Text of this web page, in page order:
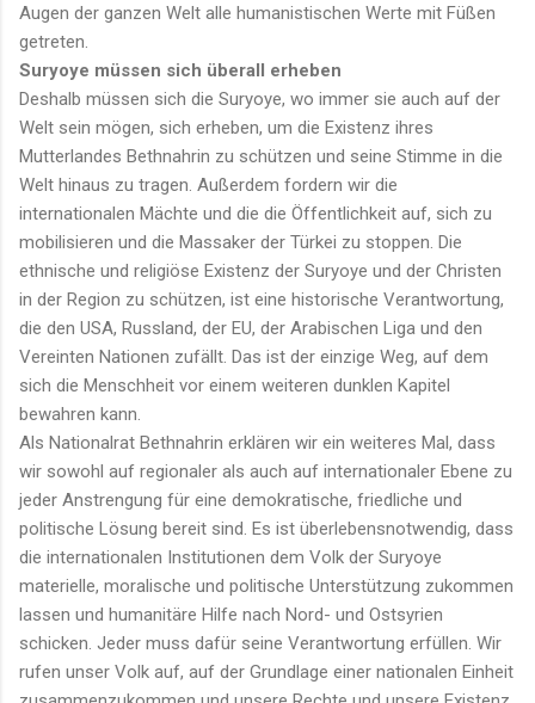
Augen der ganzen Welt alle humanistischen Werte mit Füßen
getreten.
Suryoye müssen sich überall erheben
Deshalb müssen sich die Suryoye, wo immer sie auch auf der
Welt sein mögen, sich erheben, um die Existenz ihres
Mutterlandes Bethnahrin zu schützen und seine Stimme in die
Welt hinaus zu tragen. Außerdem fordern wir die
internationalen Mächte und die die Öffentlichkeit auf, sich zu
mobilisieren und die Massaker der Türkei zu stoppen. Die
ethnische und religiöse Existenz der Suryoye und der Christen
in der Region zu schützen, ist eine historische Verantwortung,
die den USA, Russland, der EU, der Arabischen Liga und den
Vereinten Nationen zufällt. Das ist der einzige Weg, auf dem
sich die Menschheit vor einem weiteren dunklen Kapitel
bewahren kann.
Als Nationalrat Bethnahrin erklären wir ein weiteres Mal, dass
wir sowohl auf regionaler als auch auf internationaler Ebene zu
jeder Anstrengung für eine demokratische, friedliche und
politische Lösung bereit sind. Es ist überlebensnotwendig, dass
die internationalen Institutionen dem Volk der Suryoye
materielle, moralische und politische Unterstützung zukommen
lassen und humanitäre Hilfe nach Nord- und Ostsyrien
schicken. Jeder muss dafür seine Verantwortung erfüllen. Wir
rufen unser Volk auf, auf der Grundlage einer nationalen Einheit